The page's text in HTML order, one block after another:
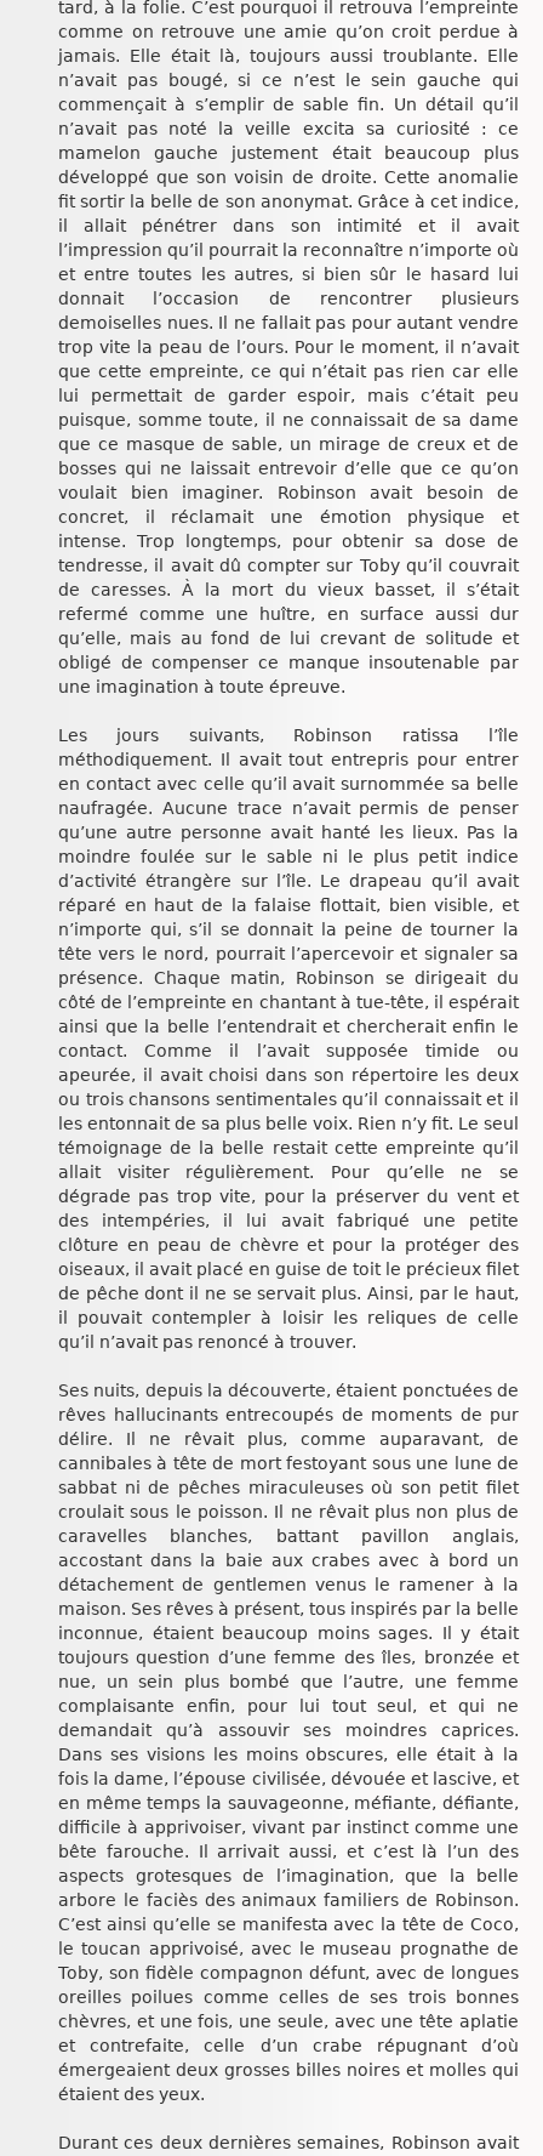
tard, à la folie. C’est pourquoi il retrouva l’empreinte
comme on retrouve une amie qu’on croit perdue à
jamais. Elle était là, toujours aussi troublante. Elle
n’avait pas bougé, si ce n’est le sein gauche qui
commençait à s’emplir de sable fin. Un détail qu’il
n’avait pas noté la veille excita sa curiosité : ce
mamelon gauche justement était beaucoup plus
développé que son voisin de droite. Cette anomalie
fit sortir la belle de son anonymat. Grâce à cet indice,
il allait pénétrer dans son intimité et il avait
l’impression qu’il pourrait la reconnaître n’importe où
et entre toutes les autres, si bien sûr le hasard lui
donnait l’occasion de rencontrer plusieurs
demoiselles nues. Il ne fallait pas pour autant vendre
trop vite la peau de l’ours. Pour le moment, il n’avait
que cette empreinte, ce qui n’était pas rien car elle
lui permettait de garder espoir, mais c’était peu
puisque, somme toute, il ne connaissait de sa dame
que ce masque de sable, un mirage de creux et de
bosses qui ne laissait entrevoir d’elle que ce qu’on
voulait bien imaginer. Robinson avait besoin de
concret, il réclamait une émotion physique et
intense. Trop longtemps, pour obtenir sa dose de
tendresse, il avait dû compter sur Toby qu’il couvrait
de caresses. À la mort du vieux basset, il s’était
refermé comme une huître, en surface aussi dur
qu’elle, mais au fond de lui crevant de solitude et
obligé de compenser ce manque insoutenable par
une imagination à toute épreuve.
Les jours suivants, Robinson ratissa l’île
méthodiquement. Il avait tout entrepris pour entrer
en contact avec celle qu’il avait surnommée sa belle
naufragée. Aucune trace n’avait permis de penser
qu’une autre personne avait hanté les lieux. Pas la
moindre foulée sur le sable ni le plus petit indice
d’activité étrangère sur l’île. Le drapeau qu’il avait
réparé en haut de la falaise flottait, bien visible, et
n’importe qui, s’il se donnait la peine de tourner la
tête vers le nord, pourrait l’apercevoir et signaler sa
présence. Chaque matin, Robinson se dirigeait du
côté de l’empreinte en chantant à tue-tête, il espérait
ainsi que la belle l’entendrait et chercherait enfin le
contact. Comme il l’avait supposée timide ou
apeurée, il avait choisi dans son répertoire les deux
ou trois chansons sentimentales qu’il connaissait et il
les entonnait de sa plus belle voix. Rien n’y fit. Le seul
témoignage de la belle restait cette empreinte qu’il
allait visiter régulièrement. Pour qu’elle ne se
dégrade pas trop vite, pour la préserver du vent et
des intempéries, il lui avait fabriqué une petite
clôture en peau de chèvre et pour la protéger des
oiseaux, il avait placé en guise de toit le précieux filet
de pêche dont il ne se servait plus. Ainsi, par le haut,
il pouvait contempler à loisir les reliques de celle
qu’il n’avait pas renoncé à trouver.
Ses nuits, depuis la découverte, étaient ponctuées de
rêves hallucinants entrecoupés de moments de pur
délire. Il ne rêvait plus, comme auparavant, de
cannibales à tête de mort festoyant sous une lune de
sabbat ni de pêches miraculeuses où son petit filet
croulait sous le poisson. Il ne rêvait plus non plus de
caravelles blanches, battant pavillon anglais,
accostant dans la baie aux crabes avec à bord un
détachement de gentlemen venus le ramener à la
maison. Ses rêves à présent, tous inspirés par la belle
inconnue, étaient beaucoup moins sages. Il y était
toujours question d’une femme des îles, bronzée et
nue, un sein plus bombé que l’autre, une femme
complaisante enfin, pour lui tout seul, et qui ne
demandait qu’à assouvir ses moindres caprices.
Dans ses visions les moins obscures, elle était à la
fois la dame, l’épouse civilisée, dévouée et lascive, et
en même temps la sauvageonne, méfiante, défiante,
difficile à apprivoiser, vivant par instinct comme une
bête farouche. Il arrivait aussi, et c’est là l’un des
aspects grotesques de l’imagination, que la belle
arbore le faciès des animaux familiers de Robinson.
C’est ainsi qu’elle se manifesta avec la tête de Coco,
le toucan apprivoisé, avec le museau prognathe de
Toby, son fidèle compagnon défunt, avec de longues
oreilles poilues comme celles de ses trois bonnes
chèvres, et une fois, une seule, avec une tête aplatie
et contrefaite, celle d’un crabe répugnant d’où
émergeaient deux grosses billes noires et molles qui
étaient des yeux.
Durant ces deux dernières semaines, Robinson avait